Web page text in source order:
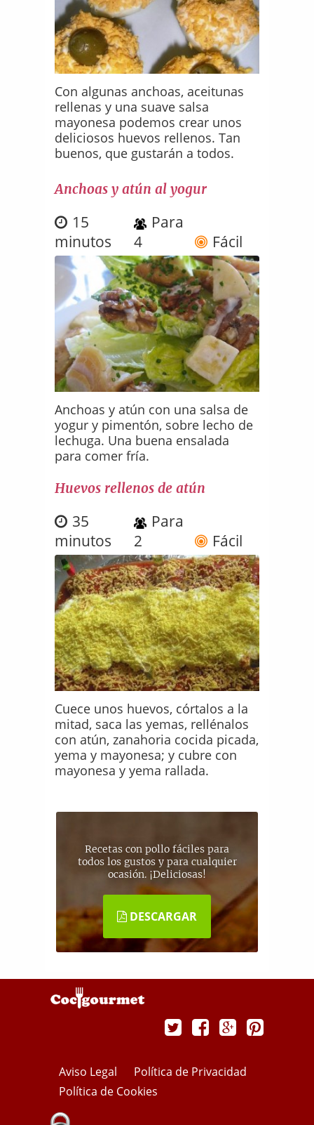
Con algunas anchoas, aceitunas
rellenas y una suave salsa
mayonesa podemos crear unos
deliciosos huevos rellenos. Tan
buenos, que gustarán a todos.
Anchoas y atún al yogur
15
minutos
Para
4
Fácil
Anchoas y atún con una salsa de
yogur y pimentón, sobre lecho de
lechuga. Una buena ensalada
para comer fría.
Huevos rellenos de atún
35
minutos
Para
2
Fácil
Cuece unos huevos, córtalos a la
mitad, saca las yemas, rellénalos
con atún, zanahoria cocida picada,
yema y mayonesa; y cubre con
mayonesa y yema rallada.
Recetas con pollo fáciles para
todos los gustos y para cualquier
ocasión. ¡Deliciosas!
DESCARGAR
Aviso Legal
Política de Privacidad
Política de Cookies